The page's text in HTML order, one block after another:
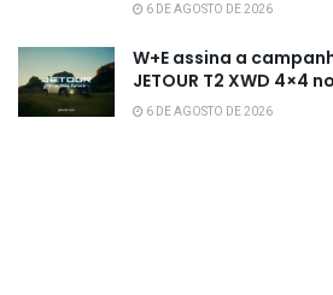
6 DE AGOSTO DE 2026
W+E assina a
JETOUR T2 XWD 4×4
6 DE AGOSTO DE 2026